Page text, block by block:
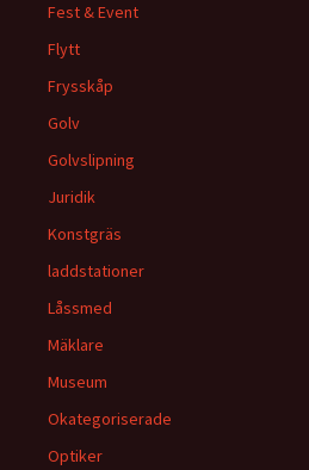
Fest & Event
Flytt
Frysskåp
Golv
Golvslipning
Juridik
Konstgräs
laddstationer
Låssmed
Mäklare
Museum
Okategoriserade
Optiker